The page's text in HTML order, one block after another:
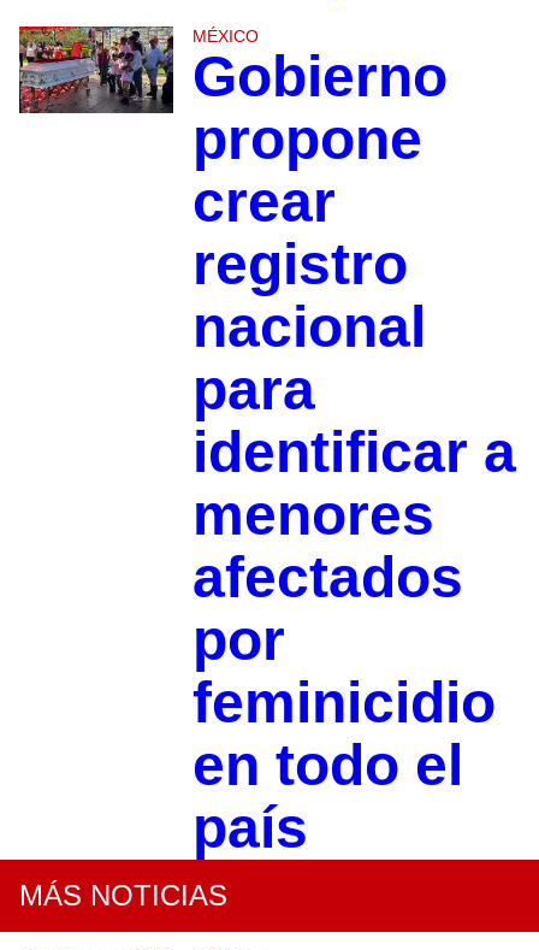
MÉXICO
Gobierno
propone
crear
registro
nacional
para
identificar a
menores
afectados
por
feminicidio
en todo el
país
MÁS NOTICIAS